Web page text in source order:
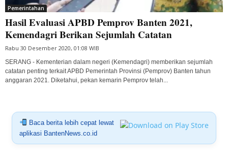
Pemerintahan
Hasil Evaluasi APBD Pemprov Banten 2021,
Kemendagri Berikan Sejumlah Catatan
Rabu 30 Desember 2020, 01:08 WIB
SERANG - Kementerian dalam negeri (Kemendagri) memberikan sejumlah
catatan penting terkait APBD Pemerintah Provinsi (Pemprov) Banten tahun
anggaran 2021. Diketahui, pekan kemarin Pemprov telah...
Baca berita lebih cepat lewat
aplikasi BantenNews.co.id